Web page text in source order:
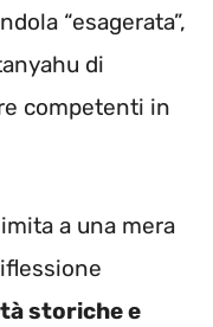
“esagerata”,
di
competenti in
a una mera
storiche e